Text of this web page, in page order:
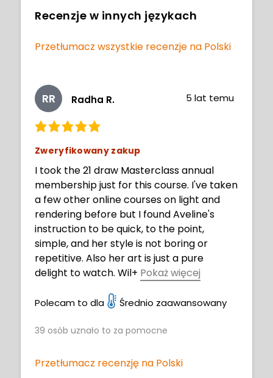
Recenzje w innych językach
Przetłumacz wszystkie recenzje na Polski
RR Radha R. 5 lat temu
Zweryfikowany zakup
I took the 21 draw Masterclass annual
membership just for this course. I've taken
a few other online courses on light and
rendering before but I found Aveline's
instruction to be quick, to the point,
simple, and her style is not boring or
repetitive. Also her art is just a pure
delight to watch. Wil+ Pokaż więcej
draw now.
Polecam to dla Średnio zaawansowany
39 osób uznało to za pomocne
Przetłumacz recenzję na Polski